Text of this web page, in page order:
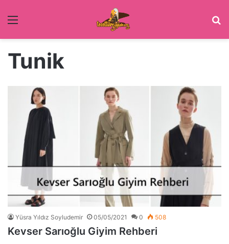
Menü
Tunik
Yüsra Yıldız Soyludemir 05/05/2021 0 508
Kevser Sarıoğlu Giyim Rehberi